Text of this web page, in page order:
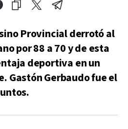
Provincial derrotó al
por 88 a 70 y de esta
deportiva en un
Gastón Gerbaudo fue el